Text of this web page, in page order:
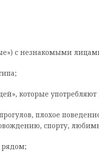
с незнакомыми
которые употребляют
плохое
спорту,
рядом;